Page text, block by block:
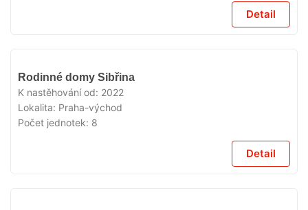
Detail
Rodinné domy Sibřina
K nastěhování od: 2022
Lokalita: Praha-východ
Počet jednotek: 8
Detail